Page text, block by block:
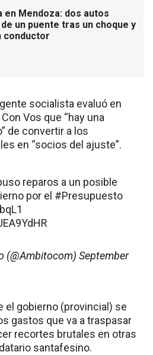
en Mendoza: dos autos
un puente tras un choque y
conductor
socialista evaluó en
Vos que “hay una
de convertir a los
en “socios del ajuste”.
reparos a un posible
por el #Presupuesto
(@Ambitocom) September
el gobierno (provincial) se
gastos que va a traspasar
recortes brutales en otras
santafesino.